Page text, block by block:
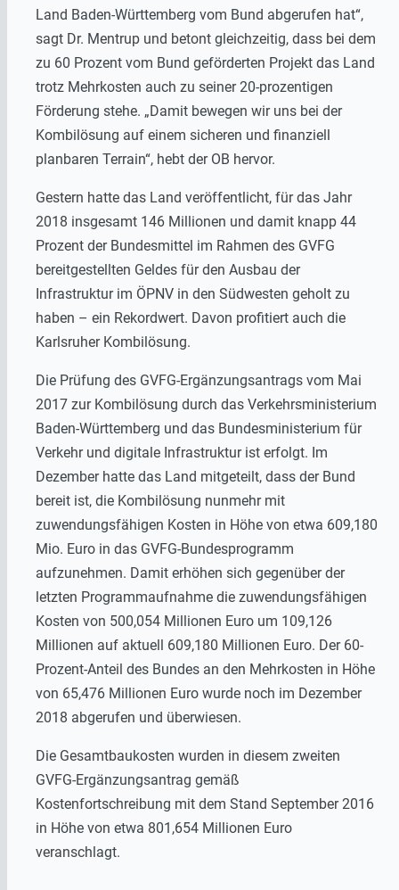
Land Baden-Württemberg vom Bund abgerufen hat“,
sagt Dr. Mentrup und betont gleichzeitig, dass bei dem
zu 60 Prozent vom Bund geförderten Projekt das Land
trotz Mehrkosten auch zu seiner 20-prozentigen
Förderung stehe. „Damit bewegen wir uns bei der
Kombilösung auf einem sicheren und finanziell
planbaren Terrain“, hebt der OB hervor.
Gestern hatte das Land veröffentlicht, für das Jahr
2018 insgesamt 146 Millionen und damit knapp 44
Prozent der Bundesmittel im Rahmen des GVFG
bereitgestellten Geldes für den Ausbau der
Infrastruktur im ÖPNV in den Südwesten geholt zu
haben – ein Rekordwert. Davon profitiert auch die
Karlsruher Kombilösung.
Die Prüfung des GVFG-Ergänzungsantrags vom Mai
2017 zur Kombilösung durch das Verkehrsministerium
Baden-Württemberg und das Bundesministerium für
Verkehr und digitale Infrastruktur ist erfolgt. Im
Dezember hatte das Land mitgeteilt, dass der Bund
bereit ist, die Kombilösung nunmehr mit
zuwendungsfähigen Kosten in Höhe von etwa 609,180
Mio. Euro in das GVFG-Bundesprogramm
aufzunehmen. Damit erhöhen sich gegenüber der
letzten Programmaufnahme die zuwendungsfähigen
Kosten von 500,054 Millionen Euro um 109,126
Millionen auf aktuell 609,180 Millionen Euro. Der 60-
Prozent-Anteil des Bundes an den Mehrkosten in Höhe
von 65,476 Millionen Euro wurde noch im Dezember
2018 abgerufen und überwiesen.
Die Gesamtbaukosten wurden in diesem zweiten
GVFG-Ergänzungsantrag gemäß
Kostenfortschreibung mit dem Stand September 2016
in Höhe von etwa 801,654 Millionen Euro
veranschlagt.